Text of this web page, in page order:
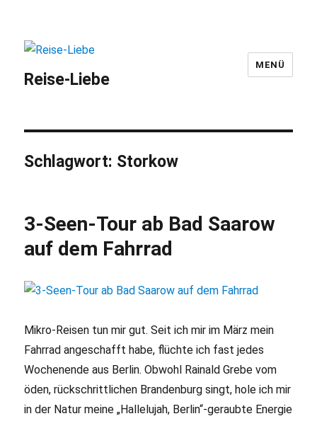
Reise-Liebe
MENÜ
Schlagwort: Storkow
3-Seen-Tour ab Bad Saarow
auf dem Fahrrad
Mikro-Reisen tun mir gut. Seit ich mir im März mein
Fahrrad angeschafft habe, flüchte ich fast jedes
Wochenende aus Berlin. Obwohl Rainald Grebe vom
öden, rückschrittlichen Brandenburg singt, hole ich mir
in der Natur meine „Hallelujah, Berlin“-geraubte Energie